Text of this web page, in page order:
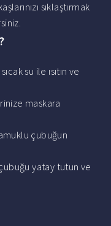
sıklaştırmak
su ile ısıtın ve
maskara
çubuğun
yatay tutun ve